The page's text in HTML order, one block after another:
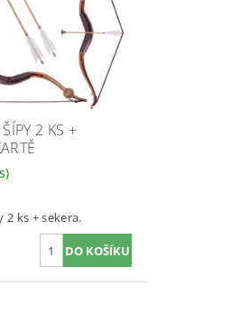
2 KS +
2 ks + sekera.